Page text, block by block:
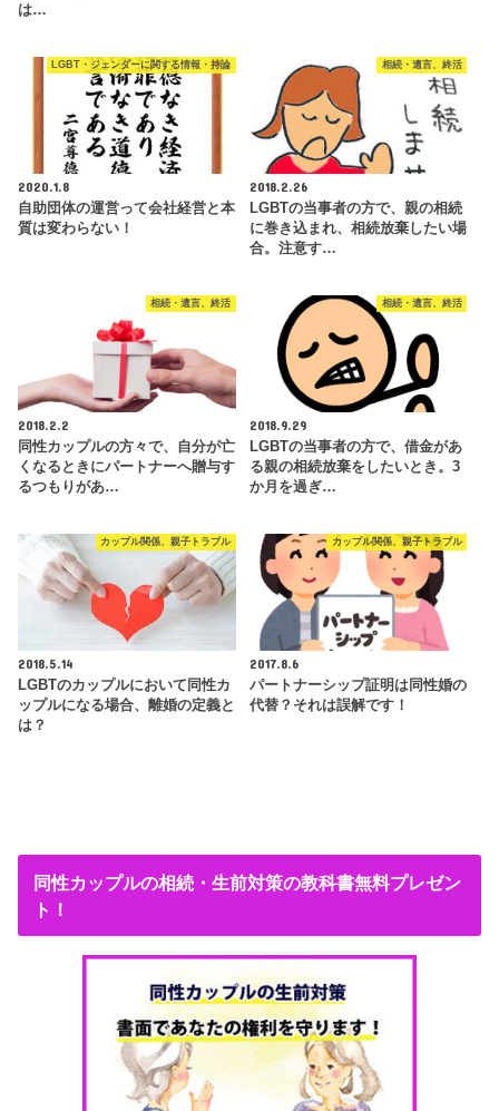
は…
LGBT・ジェンダーに関する情報・持論
2020.1.8
自助団体の運営って会社経営と本
質は変わらない！
相続・遺言、終活
2018.2.26
LGBTの当事者の方で、親の相続
に巻き込まれ、相続放棄したい場
合。注意す…
相続・遺言、終活
2018.2.2
同性カップルの方々で、自分が亡
くなるときにパートナーへ贈与す
るつもりがあ…
相続・遺言、終活
2018.9.29
LGBTの当事者の方で、借金があ
る親の相続放棄をしたいとき。3
か月を過ぎ…
カップル関係、親子トラブル
2018.5.14
LGBTのカップルにおいて同性カ
ップルになる場合、離婚の定義と
は？
カップル関係、親子トラブル
2017.8.6
パートナーシップ証明は同性婚の
代替？それは誤解です！
同性カップルの相続・生前対策の教科書無料プレゼン
ト！